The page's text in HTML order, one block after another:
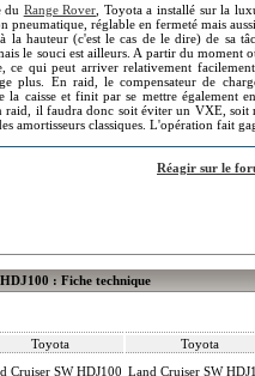
du Range Rover , Toyota a installé sur la
pneumatique, réglable en fermeté mais
la hauteur (c'est le cas de le dire) de sa
le souci est ailleurs. A partir du moment
ce qui peut arriver relativement
plus. En raid, le compensateur de
la caisse et finit par se mettre également
raid, il faudra donc soit éviter un VXE, soit
amortisseurs classiques. L'opération fait
Réagir sur le
: Fiche technique
Toyota Toyota
Cruiser SW HDJ100 Land Cruiser SW